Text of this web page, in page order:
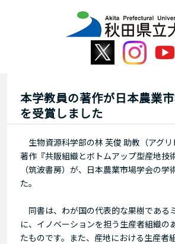
本学教員の著作が日本農業
を受賞しました
生物資源科学部の林 芙俊 助教（アグ
著作『共販組織とボトムアップ型産地技
（筑波書房）が、日本農業市場学会の学
た。
同書は、わが国の代表的な果樹である
に、イノベーションを担う生産者組織の
たものです。また、産地における生産者